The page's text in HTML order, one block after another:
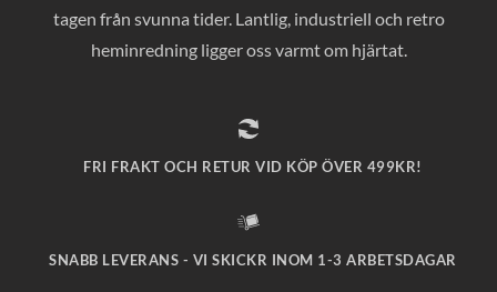
tagen från svunna tider. Lantlig, industriell och retro
heminredning ligger oss varmt om hjärtat.
FRI FRAKT OCH RETUR VID KÖP ÖVER 499KR!
SNABB LEVERANS - VI SKICKR INOM 1-3 ARBETSDAGAR